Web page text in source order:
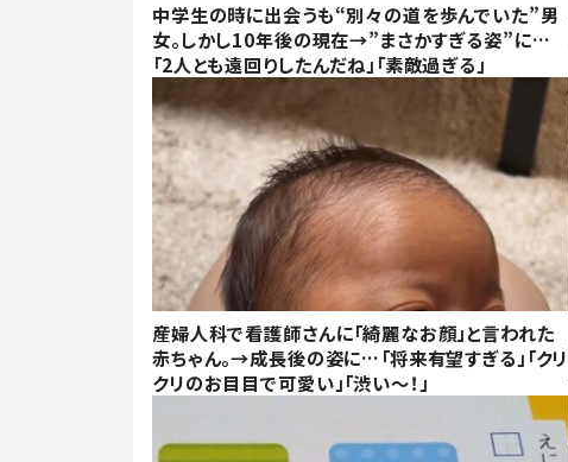
中学生の時に出会うも“別々の道を歩んでいた”男
女。しかし10年後の現在→”まさかすぎる姿”に…
「2人とも遠回りしたんだね」「素敵過ぎる」
産婦人科で看護師さんに「綺麗なお顔」と言われた
赤ちゃん。→成長後の姿に…「将来有望すぎる」「クリ
クリのお目目で可愛い」「渋い～！」